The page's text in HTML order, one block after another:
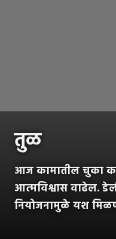
तुळ
आज कामातील चुका
आत्मविश्वास वाढेल.
नियोजनामुळे यश